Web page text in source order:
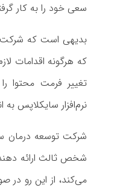
سعی خود را به کار
بدیهی است که شرکت
که هرگونه اقدامات
تغییر فرمت محتوا
نرم‌افزار سایکلاپس به
شرکت توسعه درمان
شخص ثالث ارائه
می‌کند، از این رو